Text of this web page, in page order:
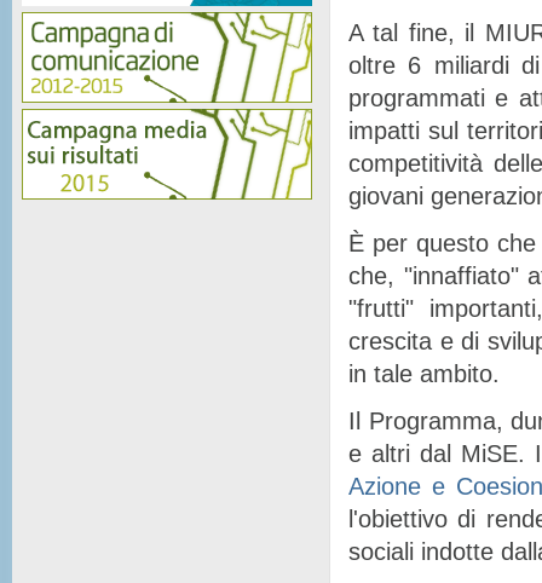
A tal fine, il
oltre 6 miliardi
programmati e
impatti sul
competitività
giovani
È per questo
che, "innaffiato"
"frutti"
crescita e di
in tale ambito.
Il Programma,
e altri dal MiSE.
Azione e
l'obiettivo di
sociali indotte